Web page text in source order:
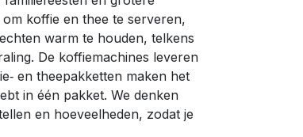
koffie en thee te serveren,
warm te houden, telkens
De koffiemachines leveren
en theepakketten maken het
in één pakket. We denken
en hoeveelheden, zodat je